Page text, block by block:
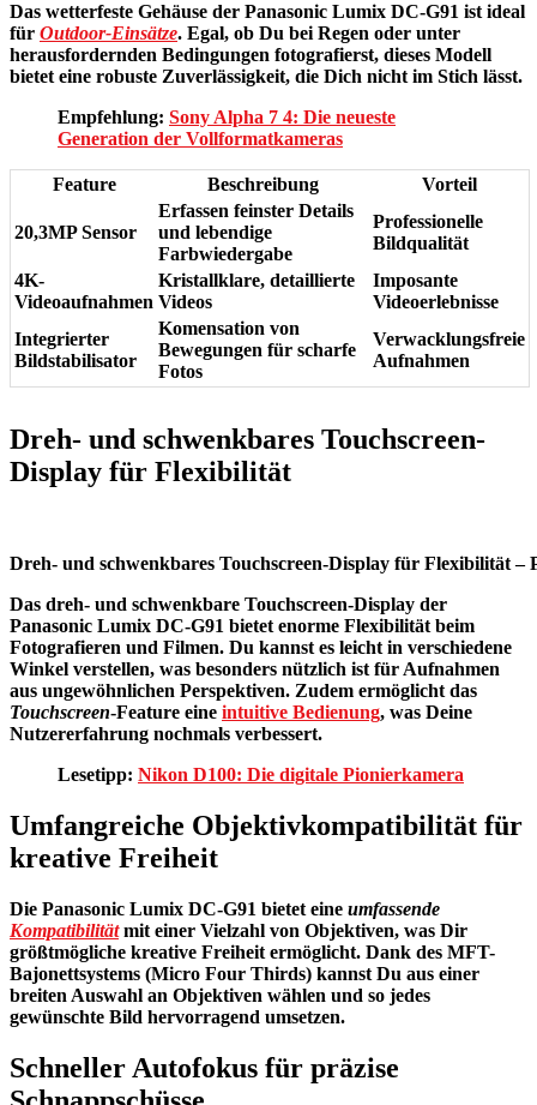
Das wetterfeste Gehäuse der Panasonic Lumix DC-G91 ist ideal
für Outdoor-Einsätze. Egal, ob Du bei Regen oder unter
herausfordernden Bedingungen fotografierst, dieses Modell
bietet eine robuste Zuverlässigkeit, die Dich nicht im Stich lässt.
Empfehlung: Sony Alpha 7 4: Die neueste
Generation der Vollformatkameras
Feature Beschreibung Vorteil
20,3MP Sensor
Erfassen feinster Details
und lebendige
Farbwiedergabe
Professionelle
Bildqualität
4K-
Videoaufnahmen
Kristallklare, detaillierte
Videos
Imposante
Videoerlebnisse
Integrierter
Bildstabilisator
Komensation von
Bewegungen für scharfe
Fotos
Verwacklungsfreie
Aufnahmen
Dreh- und schwenkbares Touchscreen-
Display für Flexibilität
Dreh- und schwenkbares Touchscreen-Display für Flexibilität
Das dreh- und schwenkbare Touchscreen-Display der
Panasonic Lumix DC-G91 bietet enorme Flexibilität beim
Fotografieren und Filmen. Du kannst es leicht in verschiedene
Winkel verstellen, was besonders nützlich ist für Aufnahmen
aus ungewöhnlichen Perspektiven. Zudem ermöglicht das
Touchscreen-Feature eine intuitive Bedienung, was Deine
Nutzererfahrung nochmals verbessert.
Lesetipp: Nikon D100: Die digitale Pionierkamera
Umfangreiche Objektivkompatibilität für
kreative Freiheit
Die Panasonic Lumix DC-G91 bietet eine umfassende
Kompatibilitätmit einer Vielzahl von Objektiven, was Dir
größtmögliche kreative Freiheit ermöglicht. Dank des MFT-
Bajonettsystems (Micro Four Thirds) kannst Du aus einer
breiten Auswahl an Objektiven wählen und so jedes
gewünschte Bild hervorragend umsetzen.
Schneller Autofokus für präzise